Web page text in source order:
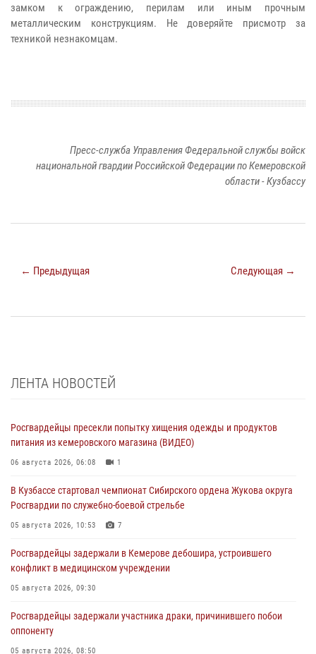
замком к ограждению, перилам или иным прочным
металлическим конструкциям. Не доверяйте присмотр за
техникой незнакомцам.
Пресс-служба Управления Федеральной службы войск
национальной гвардии Российской Федерации по Кемеровской
области - Кузбассу
← Предыдущая Следующая →
ЛЕНТА НОВОСТЕЙ
Росгвардейцы пресекли попытку хищения одежды и продуктов
питания из кемеровского магазина (ВИДЕО)
06 августа 2026, 06:08 1
В Кузбассе стартовал чемпионат Сибирского ордена Жукова округа
Росгвардии по служебно-боевой стрельбе
05 августа 2026, 10:53 7
Росгвардейцы задержали в Кемерове дебошира, устроившего
конфликт в медицинском учреждении
05 августа 2026, 09:30
Росгвардейцы задержали участника драки, причинившего побои
оппоненту
05 августа 2026, 08:50